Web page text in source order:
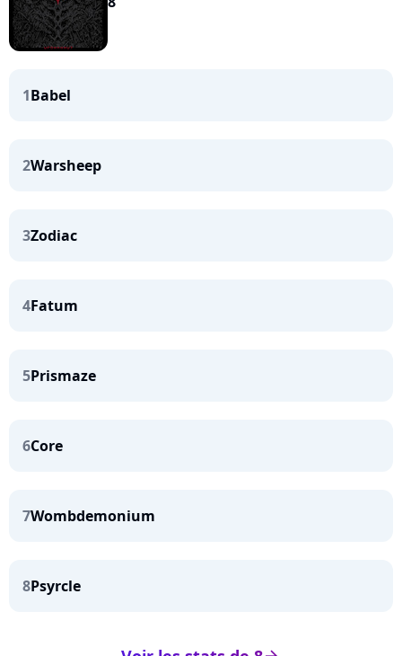
1Babel
2Warsheep
3Zodiac
4Fatum
5Prismaze
6Core
7Wombdemonium
8Psyrcle